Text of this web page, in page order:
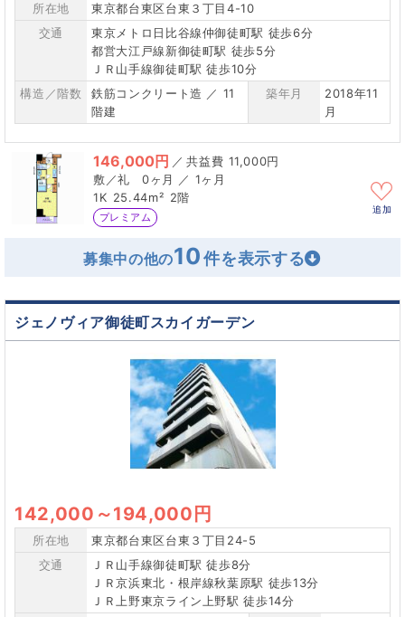
所在地
東京都台東区台東３丁目4-10
交通
東京メトロ日比谷線仲御徒町駅 徒歩6分
都営大江戸線新御徒町駅 徒歩5分
ＪＲ山手線御徒町駅 徒歩10分
構造／階数
鉄筋コンクリート造 ／ 11
階建
築年月
2018年11
月
146,000円 ／
11,000円
0ヶ月 ／ 1ヶ月
1K 25.44m² 2階
プレミアム
追加
募集中の他の10
ジェノヴィア御徒町スカイガーデン
142,000 ～194,000円
所在地
東京都台東区台東３丁目24-5
交通
ＪＲ山手線御徒町駅 徒歩8分
ＪＲ京浜東北・根岸線秋葉原駅 徒歩13分
ＪＲ上野東京ライン上野駅 徒歩14分